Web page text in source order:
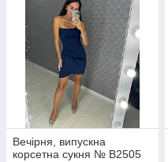
Вечірня, випускна
корсетна сукня № В2505